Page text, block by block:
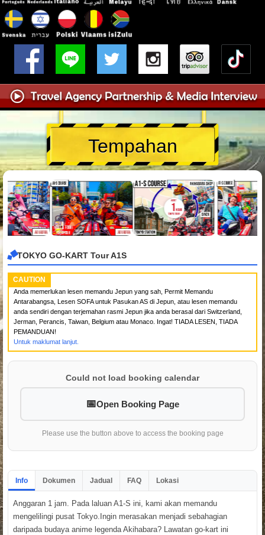
Tempahan
TOKYO GO-KART Tour A1S
CAUTION
Anda memerlukan lesen memandu Jepun yang sah, Permit Memandu
Antarabangsa, Lesen SOFA untuk Pasukan AS di Jepun, atau lesen memandu
anda sendiri dengan terjemahan rasmi Jepun jika anda berasal dari Switzerland,
Jerman, Perancis, Taiwan, Belgium atau Monaco. Ingat! TIADA LESEN, TIADA
PEMANDUAN!
Untuk maklumat lanjut.
Could not load booking calendar
Open Booking Page
Please use the button above to access the booking page
Info Dokumen Jadual FAQ Lokasi
Anggaran 1 jam. Pada laluan A1-S ini, kami akan memandu
mengelilingi pusat Tokyo.Ingin merasakan menjadi sebahagian
daripada budaya anime legenda Akihabara? Lawatan go-kart ini